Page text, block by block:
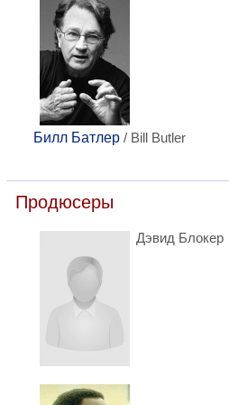
Билл Батлер / Bill Butler
Продюсеры
Дэвид Блокер